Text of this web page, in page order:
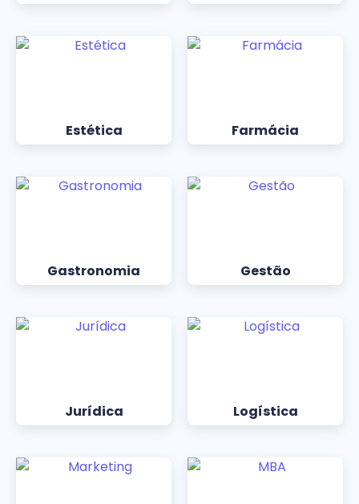
Estética Farmácia
Gastronomia Gestão
Jurídica Logística